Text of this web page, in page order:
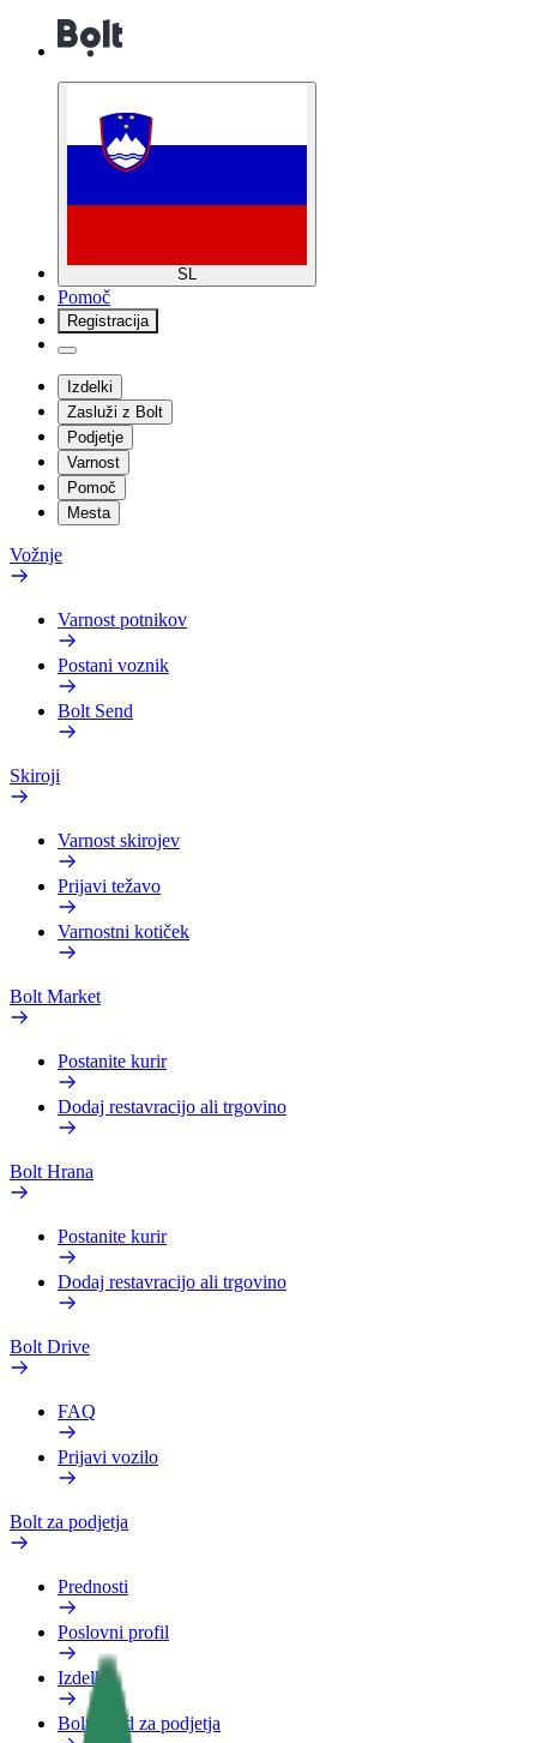
SL
Pomoč
Registracija
Izdelki
Zasluži z Bolt
Podjetje
Varnost
Pomoč
Mesta
Vožnje
Varnost potnikov
Postani voznik
Bolt Send
Skiroji
Varnost skirojev
Prijavi težavo
Varnostni kotiček
Bolt Market
Postanite kurir
Dodaj restavracijo ali trgovino
Bolt Hrana
Postanite kurir
Dodaj restavracijo ali trgovino
Bolt Drive
FAQ
Prijavi vozilo
Bolt za podjetja
Prednosti
Poslovni profil
Izdelki
Bolt Food za podjetja